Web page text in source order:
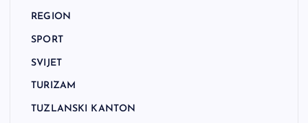
REGION
SPORT
SVIJET
TURIZAM
TUZLANSKI KANTON